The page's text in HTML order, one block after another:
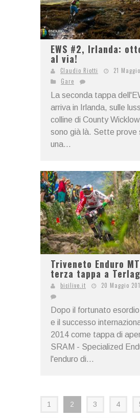
EWS #2, Irlanda:
al via!
Claudio Riotti
21
Gare
La seconda tappa
arriva in Irlanda, sulle
colline di County
sono già là. Sette prove
una...
Triveneto Enduro
terza tappa a
bicilive.it 20 Maggio
Dopo il fortunato
e il successo
2014 come tappa di
SRAM - Specialized
l'enduro di...
1 2 3 4